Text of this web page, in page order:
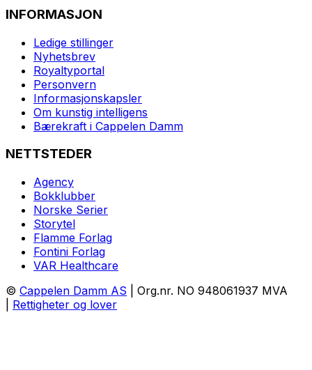
INFORMASJON
Ledige stillinger
Nyhetsbrev
Royaltyportal
Personvern
Informasjonskapsler
Om kunstig intelligens
Bærekraft i Cappelen Damm
NETTSTEDER
Agency
Bokklubber
Norske Serier
Storytel
Flamme Forlag
Fontini Forlag
VAR Healthcare
© Cappelen Damm AS | Org.nr. NO 948061937 MVA
Rettigheter og lover